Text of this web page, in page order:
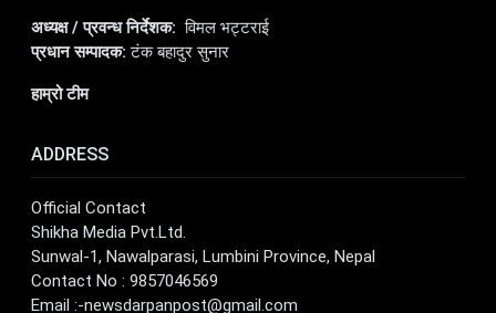
अध्यक्ष / प्रवन्ध निर्देशक:विमल भट्टराई
प्रधान सम्पादक:टंक बहादुर सुनार
हाम्रो टीम
ADDRESS
Official Contact
Shikha Media Pvt.Ltd.
Sunwal-1, Nawalparasi, Lumbini Province, Nepal
Contact No : 9857046569
Email :-newsdarpanpost@gmail.com